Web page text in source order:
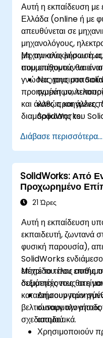
Αυτή η εκπαίδευση με
Ελλάδα (online ή με
απευθύνεται σε
μηχανολόγους,
μηχανικούς μέσου
που επιθυμούν να
γνώσεις τους στο
προηγμένη
και άλλες προηγμένες
διαμόρφωσης του
Με την ολοκλήρωση
συμμετέχοντες θα
Να
σωμάτων,
καθώς και άλλες
SolidWorks.
μοντελοποίησης
SolidWorks.
Να κατέχουν τις
μοντελοποίησης
Διάβασε περισσότερα...
SolidWorks: Από
Προχωρημένο
21 Ώρες
Αυτή η εκπαίδευση
εκπαιδευτή, ζωντανά
φυσική παρουσία),
SolidWorks
επιπέδου που
δεξιότητές τους στη
κατακτήσουν
βελτιώσουν την
σχεδιασμού.
Μέχρι το τέλος αυτής
συμμετέχοντες θα
Δημιουργούν
αποδοτικά.
Χρησιμοποιούν